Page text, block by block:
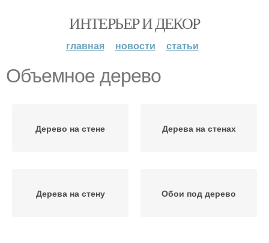
ИНТЕРЬЕР И ДЕКОР
главная новости статьи
Объемное дерево
Дерево на стене Дерева на стенах
Дерева на стену Обои под дерево